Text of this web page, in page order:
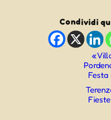
Condividi
«
Festa